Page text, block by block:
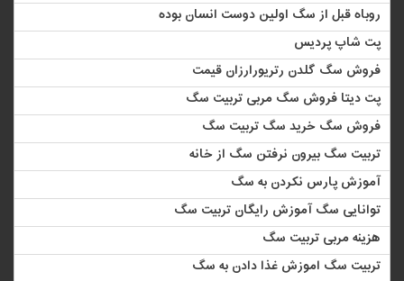
روباه قبل از سگ اولین دوست انسان بوده
پت شاپ پردیس
فروش سگ گلدن رتریورارزان قیمت
پت دیتا فروش سگ مربی تربیت سگ
فروش سگ خرید سگ تربیت سگ
تربیت سگ بیرون نرفتن سگ از خانه
آموزش پارس نکردن به سگ
توانایی سگ آموزش رایگان تربیت سگ
هزینه مربی تربیت سگ
تربیت سگ اموزش ‏غذا دادن به سگ